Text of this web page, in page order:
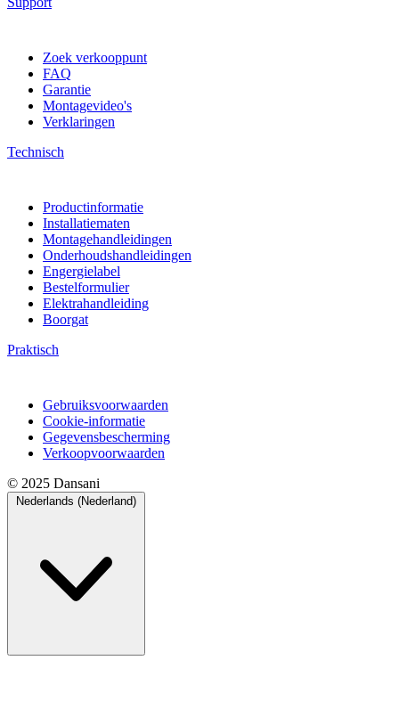
Zoek verkooppunt
FAQ
Garantie
Montagevideo's
Verklaringen
Technisch
Productinformatie
Installatiematen
Montagehandleidingen
Onderhoudshandleidingen
Engergielabel
Bestelformulier
Elektrahandleiding
Boorgat
Praktisch
Gebruiksvoorwaarden
Cookie-informatie
Gegevensbescherming
Verkoopvoorwaarden
© 2025 Dansani
Nederlands (Nederland)